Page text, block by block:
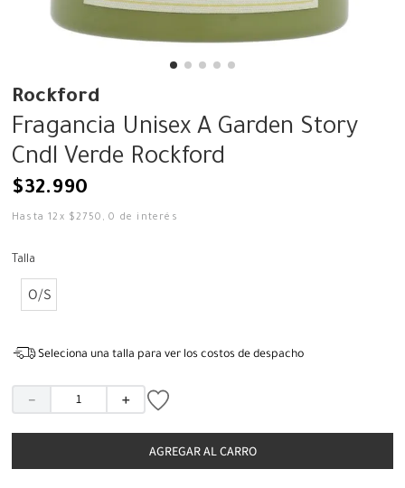
Rockford
Fragancia Unisex A Garden Story
Cndl Verde Rockford
$32.990
Hasta12 x $2750 ,0 de interés
Talla
O/S
Seleciona una talla para ver los costos de despacho
＋
－
AGREGAR AL CARRO